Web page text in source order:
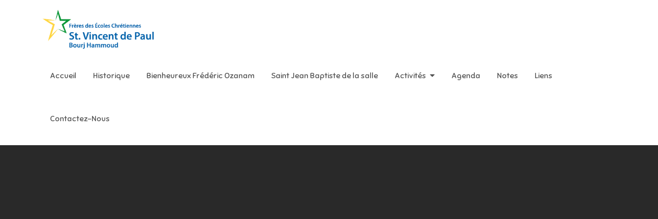
Accueil Historique Bienheureux Frédéric Ozanam Saint Jean Baptiste de la salle Activités Agenda Notes Liens
Contactez-Nous